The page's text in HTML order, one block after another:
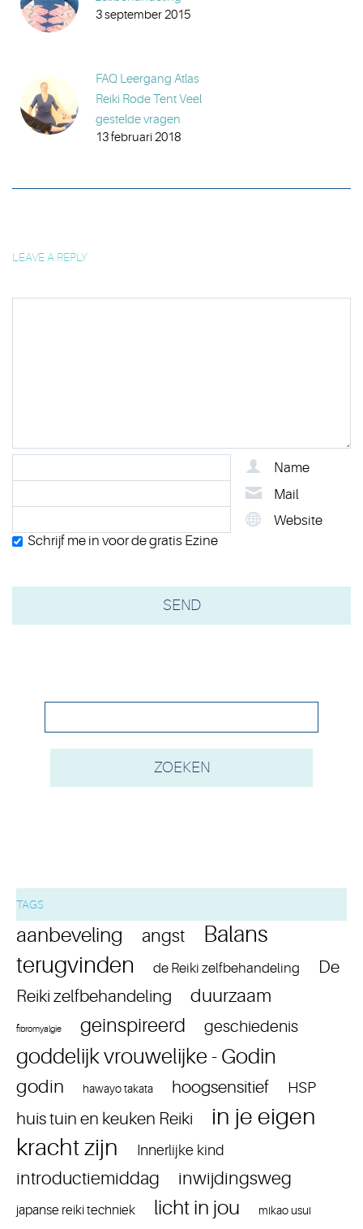
3 september 2015
FAQ Leergang Atlas
Reiki Rode Tent Veel
gestelde vragen
13 februari 2018
LEAVE A REPLY
Name
Mail
Website
Schrijf me in voor de gratis Ezine
TAGS
aanbeveling angst
Balans
terugvinden
de Reiki zelfbehandeling
De
Reiki zelfbehandeling
duurzaam
fibromyalgie geinspireerd geschiedenis
goddelijk vrouwelijke - Godin
godin hawayo takata hoogsensitief HSP
huis tuin en keuken Reiki
in je eigen
kracht zijn
Innerlijke kind
introductiemiddag inwijdingsweg
japanse reiki techniek licht in jou mikao usui